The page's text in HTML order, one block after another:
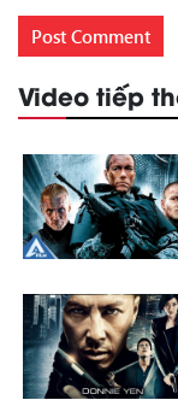
Video tiếp